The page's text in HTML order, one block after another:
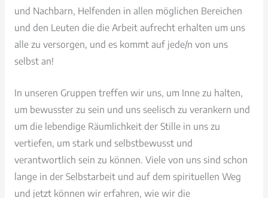
und Nachbarn, Helfenden in allen möglichen Bereichen
und den Leuten die die Arbeit aufrecht erhalten um uns
alle zu versorgen, und es kommt auf jede/n von uns
selbst an!
In unseren Gruppen treffen wir uns, um Inne zu halten,
um bewusster zu sein und uns seelisch zu verankern und
um die lebendige Räumlichkeit der Stille in uns zu
vertiefen, um stark und selbstbewusst und
verantwortlich sein zu können. Viele von uns sind schon
lange in der Selbstarbeit und auf dem spirituellen Weg
und jetzt können wir erfahren, wie wir die